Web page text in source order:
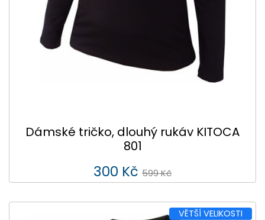
Dámské tričko, dlouhý rukáv KITOCA
801
300 Kč 599 Kč
VĚTŠÍ VELIKOSTI